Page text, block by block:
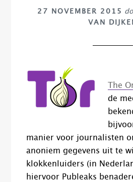
27 NOVEMBER 2015
VAN
The
de
manier voor journalisten
anoniem gegevens uit te
klokkenluiders (in
hiervoor Publeaks